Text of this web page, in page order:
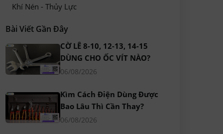
Khí Nén - Thủy Lực
Bài Viết Gần Đây
CỜ LÊ 8-10, 12-13, 14-15
DÙNG CHO ỐC VÍT NÀO?
06/08/2026
Kìm Cách Điện Dùng Được
Bao Lâu Thì Cần Thay?
06/08/2026